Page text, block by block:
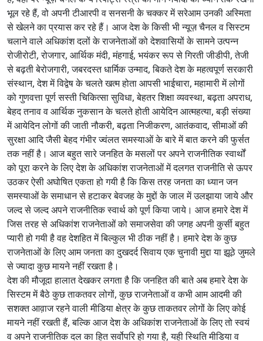
भूल रहे हैं, वो अपनी टीआरपी व सनसनी के चक्कर में सरेआम उनकी अस्मिता
से खेलने का प्रयास कर रहे हैं। आज देश के किसी भी न्यूज़ चैनल व सिस्टम
चलाने वाले अधिकांश दलों के राजनेताओं को देशवासियों के सामने उत्पन्न
रोजीरोटी, रोजगार, आर्थिक मंदी, मंहगाई, भयंकर रूप से गिरती जीडीपी, तेजी
से बढ़ती बेरोजगारी, जबरदस्त धार्मिक उन्माद, बिकते देश के महत्वपूर्ण सरकारी
संस्थान, देश में विद्वेष के चलते खत्म होता आपसी भाईचारा, महामारी में लोगों
को गुणवत्ता पूर्ण सस्ती चिकित्सा सुविधा, बेहतर शिक्षा व्यवस्था, बढ़ता अपराध,
बेहद तनाव व आर्थिक नुकसान के चलते होती आयेदिन आत्महत्या, बड़ी संख्या
में आयेदिन लोगों की जाती नौकरी, बढ़ता निजीकरण, आतंकवाद, सीमाओं की
सुरक्षा आदि जैसी बेहद गंभीर ज्वंलत समस्याओं के बारे में बात करने की फुर्सत
तक नहीं है। आज बहुत सारे जनहित के मसलों पर अपने राजनीतिक स्वार्थों
को पूरा करने के लिए देश के अधिकांश राजनेताओं में दलगत राजनीति से ऊपर
उठकर ऐसी अघोषित एकता हो गयी है कि किस तरह जनता का ध्यान जन
समस्याओं के समाधान से हटाकर बेवजह के मुद्दों के जाल में उलझाया जाये और
जल्द से जल्द अपने राजनीतिक स्वार्थ को पूर्ण किया जाये। आज हमारे देश में
जिस तरह से अधिकांश राजनेताओं को समाजसेवा की जगह अपनी कुर्सी बहुत
प्यारी हो गयी है वह देशहित में बिल्कुल भी ठीक नहीं है। हमारे देश के कुछ
राजनेताओं के लिए आम जनता का दुखदर्द सिवाय एक चुनावी मुद्दा या झूठे जुमले
से ज्यादा कुछ मायने नहीं रखता है।
देश की मौजूदा हालात देखकर लगता है कि जनहित की बाते अब हमारे देश के
सिस्टम में बैठे कुछ ताकतवर लोगों, कुछ राजनेताओं व कभी आम आदमी की
सशक्त आव़ाज रहने वाली मीडिया क्षेत्र के कुछ ताकतवर लोगों के लिए कोई
मायने नहीं रखती हैं, बल्कि आज देश के अधिकांश राजनेताओं के लिए तो स्वयं
व अपने राजनीतिक दल का हित सर्वोपरि हो गया है, यही स्थिति मीडिया व